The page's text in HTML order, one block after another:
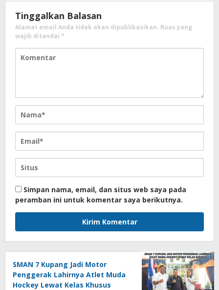
Tinggalkan Balasan
Alamat email Anda tidak akan dipublikasikan. Ruas yang
wajib ditandai *
Simpan nama, email, dan situs web saya pada
peramban ini untuk komentar saya berikutnya.
SMAN 7 Kupang Jadi Motor
Penggerak Lahirnya Atlet Muda
Hockey Lewat Kelas Khusus